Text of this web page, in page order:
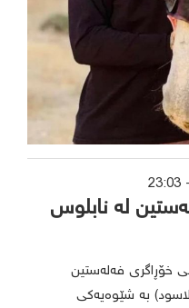
لە نابلوس
خۆڕاگری فەلەستین
بە شێوەیەکی